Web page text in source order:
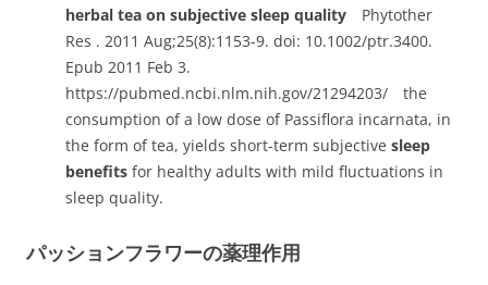
herbal tea on subjective sleep quality Phytother
Res . 2011 Aug;25(8):1153-9. doi: 10.1002/ptr.3400.
Epub 2011 Feb 3.
https://pubmed.ncbi.nlm.nih.gov/21294203/ the
consumption of a low dose of Passiflora incarnata, in
the form of tea, yields short-term subjective sleep
benefits for healthy adults with mild fluctuations in
sleep quality.
パッションフラワーの薬理作用